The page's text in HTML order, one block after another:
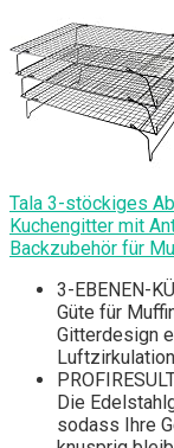
Tala 3-stöckiges
Kuchengitter mit
Backzubehör für
3-EBENEN-
Güte für
Gitterdesign
Die
sodass Ihre